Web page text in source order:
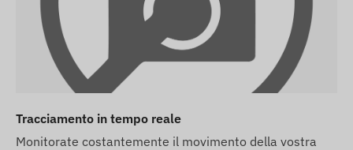
dispositivo e all'abbonamento software, ti
consegneremo il dispositivo e la scheda SIM
pronti per collaborare con il software e ci
occuperemo noi del mantenimento continuo
della scheda – non avrai alcun compito riguardo
In caso di abbonamento software, se oltre alle
Tracciamento in tempo reale
Monitorate costantemente il movimento della vostra